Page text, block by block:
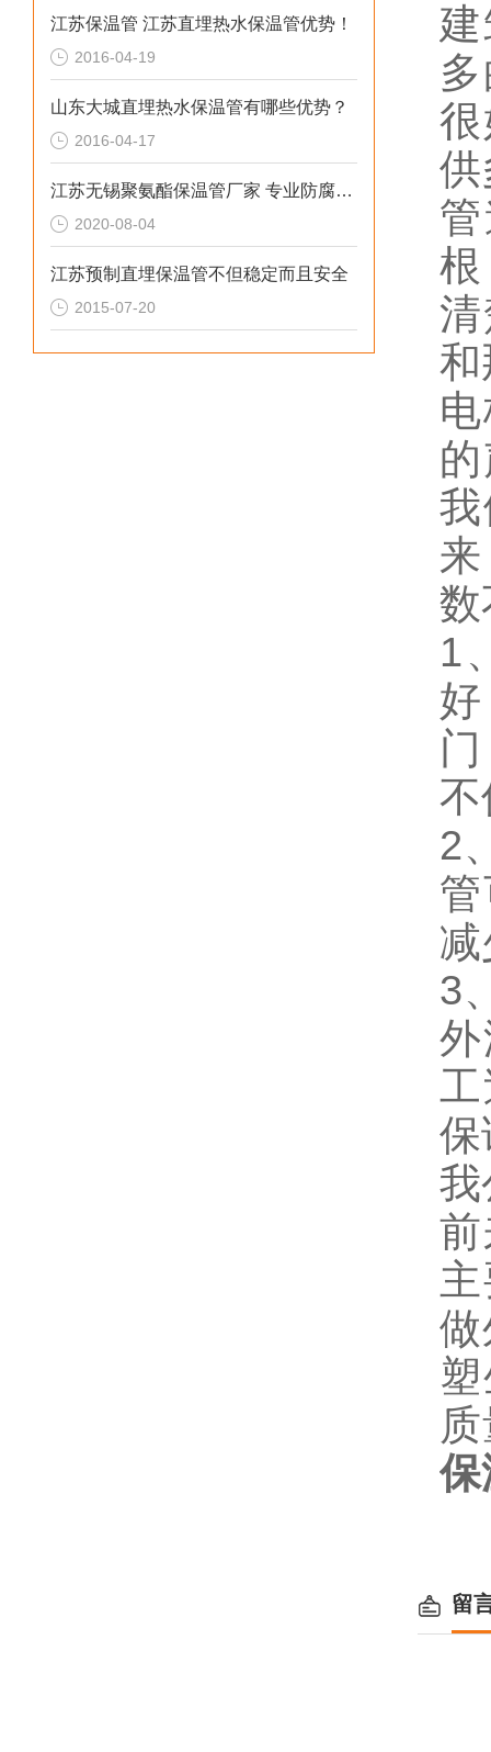
江苏保温管 江苏直埋热水保温管优势！
2016-04-19
山东大城直埋热水保温管有哪些优势？
2016-04-17
江苏无锡聚氨酯保温管厂家 专业防腐保温材料
2020-08-04
江苏预制直埋保温管不但稳定而且安全
2015-07-20
供
和
数
1
2
3
保
我
保
留